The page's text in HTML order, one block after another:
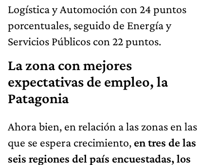
Logística y Automoción con 24 puntos
porcentuales, seguido de Energía y
Servicios Públicos con 22 puntos.
La zona con mejores
expectativas de empleo, la
Patagonia
Ahora bien, en relación a las zonas en las
que se espera crecimiento, en tres de las
seis regiones del país encuestadas, los